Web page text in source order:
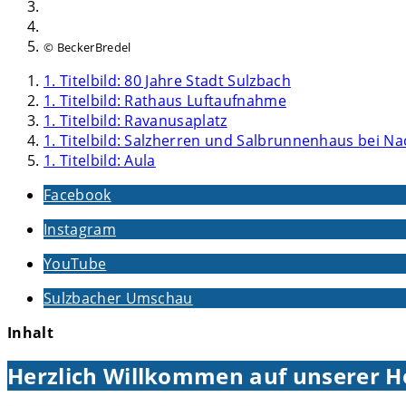
© BeckerBredel
1. Titelbild: 80 Jahre Stadt Sulzbach
1. Titelbild: Rathaus Luftaufnahme
1. Titelbild: Ravanusaplatz
1. Titelbild: Salzherren und Salbrunnenhaus bei
1. Titelbild: Aula
Facebook
Instagram
YouTube
Sulzbacher Umschau
Inhalt
Herzlich Willkommen auf unserer